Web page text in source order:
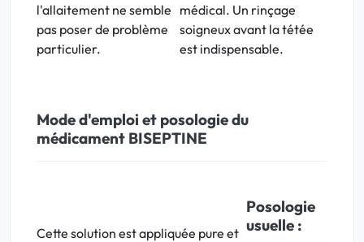
l'allaitement ne semble
pas poser de problème
particulier.
médical. Un rinçage
soigneux avant la tétée
est indispensable.
Mode d'emploi et posologie du
médicament BISEPTINE
Cette solution est appliquée pure et
Posologie
usuelle :